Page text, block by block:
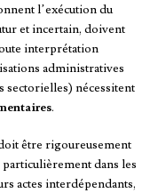
l’exécution du
et incertain, doivent
interprétation
administratives
sectorielles) nécessitent
.
être rigoureusement
particulièrement dans les
actes interdépendants,